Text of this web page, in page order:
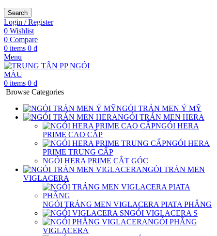
Search
Login / Register
0 Wishlist
0 Compare
0 items 0 ₫
Menu
0 items 0 ₫
Browse Categories
NGÓI TRÁN MEN Ý MỸ
NGÓI TRÁN MEN HERA
NGÓI HERA
PRIME CAO CẤP
NGÓI HERA
PRIME TRUNG CẤP
NGÓI HERA PRIME CẮT GÓC
NGÓI TRÁN MEN
VIGLACERA
NGÓI TRÁNG MEN VIGLACERA PIATA PHẲNG
NGÓI VIGLACERA S
NGÓI PHẲNG
VIGLACERA